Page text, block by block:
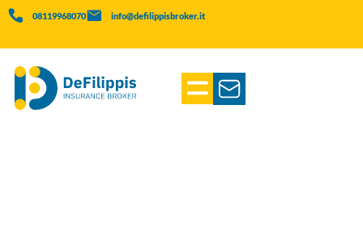
08119968070 info@defilippisbroker.it